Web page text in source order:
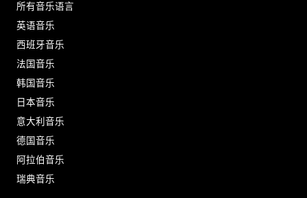
所有音乐语言
英语音乐
西班牙音乐
法国音乐
韩国音乐
日本音乐
意大利音乐
德国音乐
阿拉伯音乐
瑞典音乐